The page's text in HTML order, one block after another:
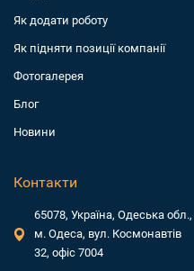
Як додати роботу
Як підняти позиції компанії
Фотогалерея
Блог
Новини
Контакти
65078, Україна, Одеська обл.,
м. Одеса, вул. Космонавтів
32, офіс 7004